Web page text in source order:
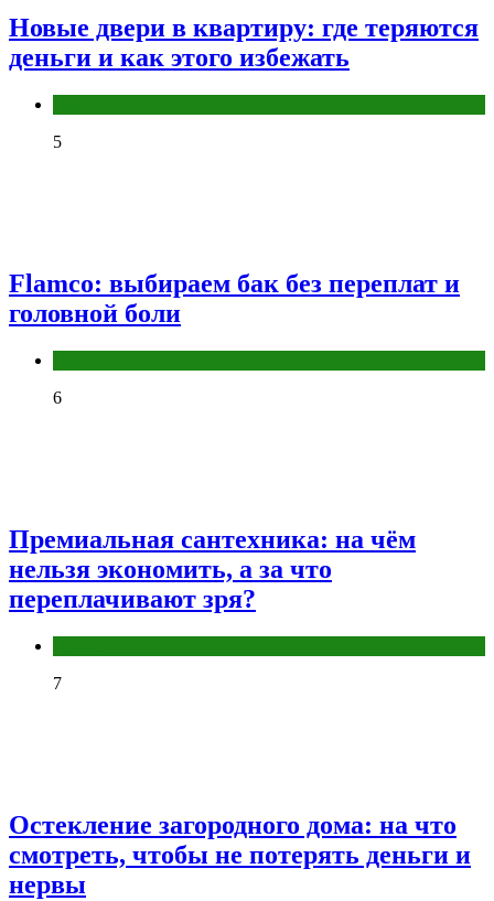
Новые двери в квартиру: где теряются
деньги и как этого избежать
5
Flamco: выбираем бак без переплат и
головной боли
6
Премиальная сантехника: на чём
нельзя экономить, а за что
переплачивают зря?
7
Остекление загородного дома: на что
смотреть, чтобы не потерять деньги и
нервы